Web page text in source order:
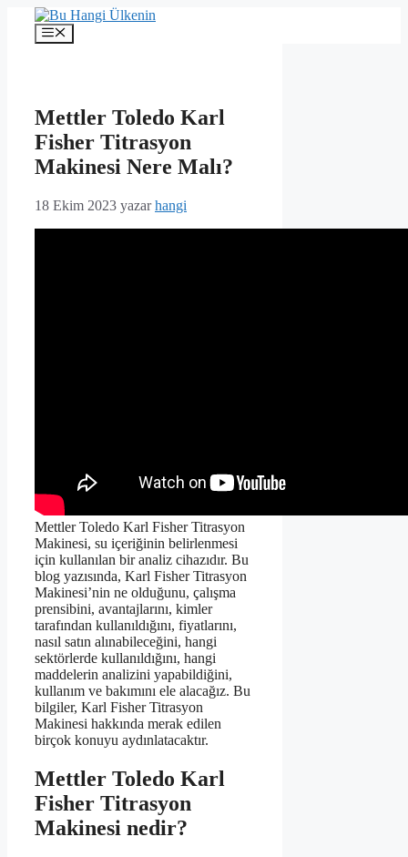
İçeriğe
Menü
Mettler Toledo Karl
Fisher Titrasyon
Makinesi Nere Malı?
18 Ekim 2023 yazarhangi
Mettler Toledo Karl Fisher Titrasyon
Makinesi, su içeriğinin belirlenmesi
için kullanılan bir analiz cihazıdır. Bu
blog yazısında, Karl Fisher Titrasyon
Makinesi’nin ne olduğunu, çalışma
prensibini, avantajlarını, kimler
tarafından kullanıldığını, fiyatlarını,
nasıl satın alınabileceğini, hangi
sektörlerde kullanıldığını, hangi
maddelerin analizini yapabildiğini,
kullanım ve bakımını ele alacağız. Bu
bilgiler, Karl Fisher Titrasyon
Makinesi hakkında merak edilen
birçok konuyu aydınlatacaktır.
Mettler Toledo Karl
Fisher Titrasyon
Makinesi nedir?